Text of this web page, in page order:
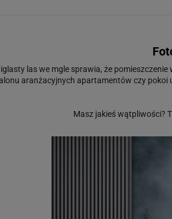
las we mgle sprawia, że
aranżacyjnych apartamentów czy
Masz jakieś wątpliwości?